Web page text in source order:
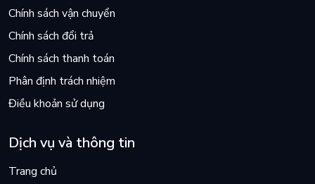
Chính sách vận chuyển
Chính sách đổi trả
Chính sách thanh toán
Phân định trách nhiệm
Điều khoản sử dụng
Dịch vụ và thông tin
Trang chủ